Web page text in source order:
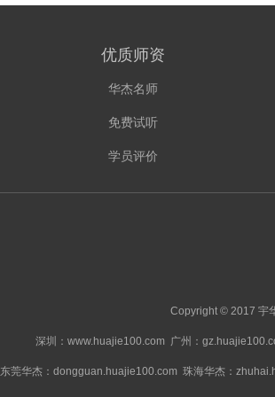
优质师资
华杰名师
免费试听
学员评价
Copyright © 2017 宇
深圳：www.huajie100.com 广州：
东莞华杰：dongguan.huajie100.com 珠海华杰：